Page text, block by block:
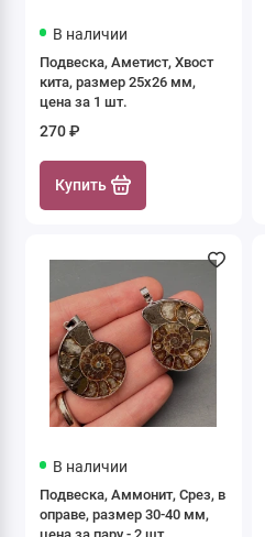
В наличии
Подвеска, Аметист, Хвост
кита, размер 25х26 мм,
цена за 1 шт.
270 ₽
Купить
В наличии
Подвеска, Аммонит, Срез, в
оправе, размер 30-40 мм,